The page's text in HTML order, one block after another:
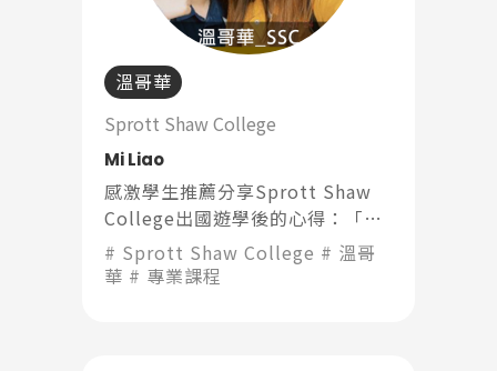
溫哥華
Sprott Shaw College
Mi Liao
感激學生推薦分享Sprott Shaw
College出國遊學後的心得：「老
師都會盡量以淺顯易懂的英語與我
們溝通，作業與考試是全英文，但
Sprott Shaw College
溫哥
華
專業課程